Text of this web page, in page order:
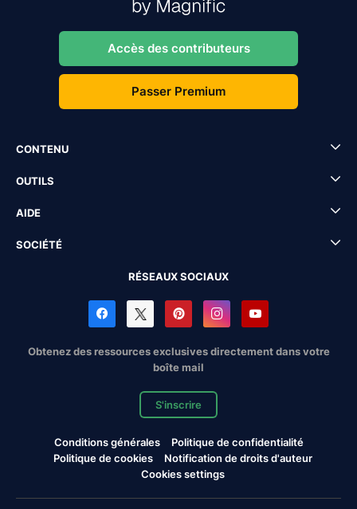
Accès des contributeurs
Passer Premium
CONTENU
OUTILS
AIDE
SOCIÉTÉ
RÉSEAUX SOCIAUX
Obtenez des ressources exclusives directement dans votre
boîte mail
S'inscrire
Conditions générales
Politique de confidentialité
Politique de cookies
Notification de droits d'auteur
Cookies settings